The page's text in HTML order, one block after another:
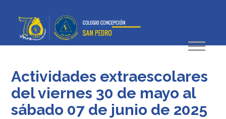
Actividades extraescolares
del viernes 30 de mayo al
sábado 07 de junio de 2025